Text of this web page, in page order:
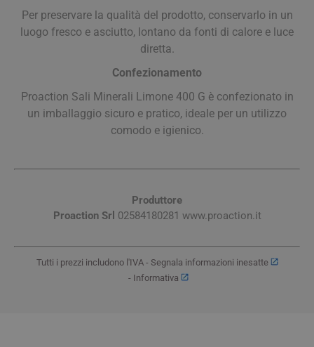
Per preservare la qualità del prodotto, conservarlo in un
luogo fresco e asciutto, lontano da fonti di calore e luce
diretta.
Confezionamento
Proaction Sali Minerali Limone 400 G è confezionato in
un imballaggio sicuro e pratico, ideale per un utilizzo
comodo e igienico.
Produttore
Proaction Srl 02584180281 www.proaction.it
Tutti i prezzi includono l'IVA - Segnala informazioni inesatte
- Informativa